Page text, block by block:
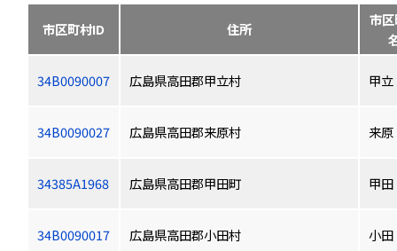
市区町村ID 住所
市
34B0090007 広島県高田郡甲立村 甲立
34B0090027 広島県高田郡来原村 来原
34385A1968 広島県高田郡甲田町 甲田
34B0090017 広島県高田郡小田村 小田